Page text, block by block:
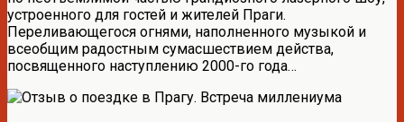
устроенного для гостей и жителей Праги.
Переливающегося огнями, наполненного музыкой и
всеобщим радостным сумасшествием действа,
посвященного наступлению 2000-го года…